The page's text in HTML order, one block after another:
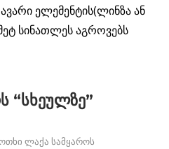
ელემენტის(ლინზა ან
სინათლეს აგროვებს
“სხეულზე”
ლაქა სამყაროს